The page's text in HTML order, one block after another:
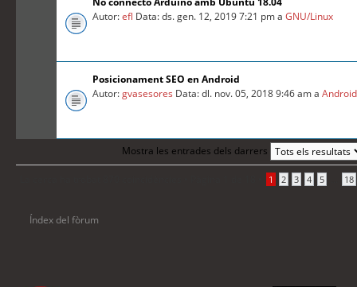
Autor:efl Data: ds. gen. 12, 2019 7:21 pm aGNU/Linux
Posicionament SEO en Android
Autor:gvasesores Data: dl. nov. 05, 2018 9:46 am aAndroid
Mostra les entrades dels darrers
1 2 3 4 5 18
Índex del fòrum